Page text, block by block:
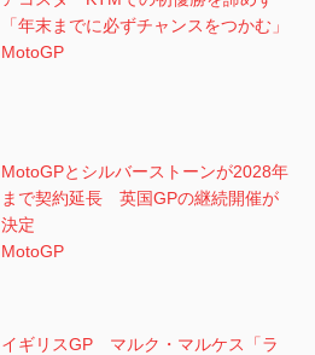
「年末までに必ずチャンスをつかむ」
MotoGP
MotoGPとシルバーストーンが2028年
まで契約延長 英国GPの継続開催が
決定
MotoGP
イギリスGP マルク・マルケス「ラ